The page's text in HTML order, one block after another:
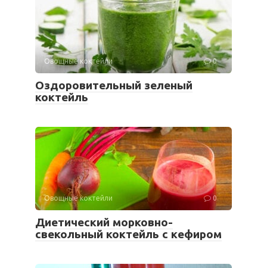
Овощные коктейли 0
Оздоровительный зеленый
коктейль
Овощные коктейли 0
Диетический морковно-
свекольный коктейль с кефиром